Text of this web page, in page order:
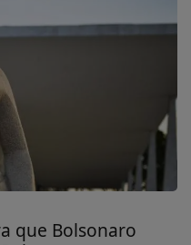
que Bolsonaro